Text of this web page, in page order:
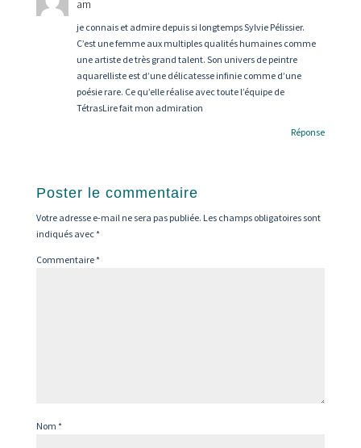
am
je connais et admire depuis si longtemps Sylvie Pélissier.
C’est une femme aux multiples qualités humaines comme
une artiste de très grand talent. Son univers de peintre
aquarelliste est d’une délicatesse infinie comme d’une
poésie rare. Ce qu’elle réalise avec toute l’équipe de
TétrasLire fait mon admiration
Réponse
Poster le commentaire
Votre adresse e-mail ne sera pas publiée. Les champs obligatoires sont
indiqués avec*
Commentaire*
Nom *